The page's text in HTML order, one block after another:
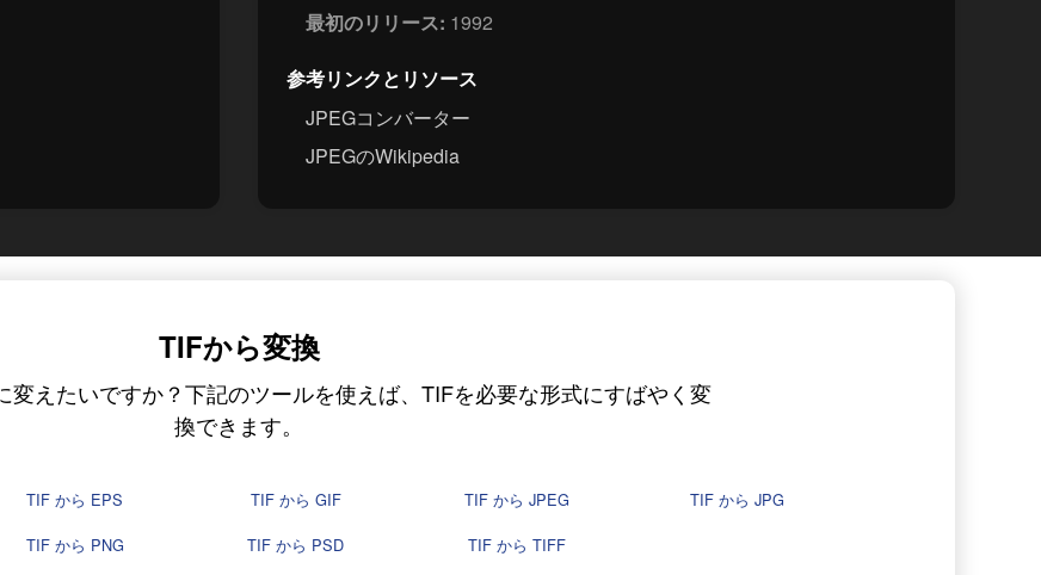
最初のリリース: 1992
参考リンクとリソース
JPEGコンバーター
JPEGのWikipedia
TIFから変換
変えたいですか？下記のツールを使えば、TIFを必要な形式にすばやく変
換できます。
TIF から EPS TIF から GIF TIF から JPEG
TIF から JPG
TIF から PNG TIF から PSD TIF から TIFF